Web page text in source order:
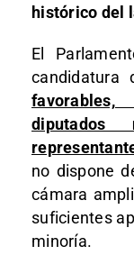
histórico del
El
no dispone
cámara
suficientes
minoría.